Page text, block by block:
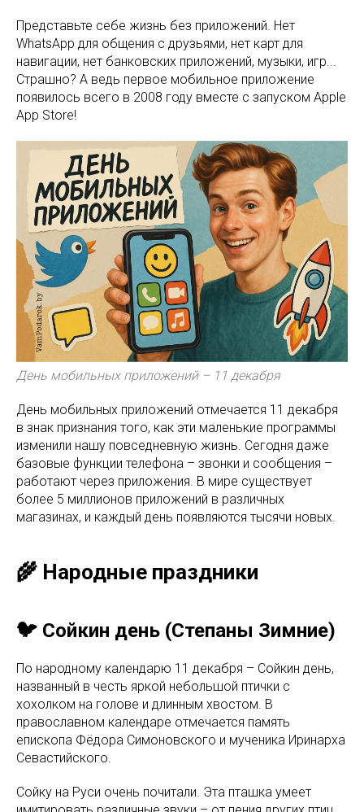
Представьте себе жизнь без приложений. Нет
WhatsApp для общения с друзьями, нет карт для
навигации, нет банковских приложений, музыки, игр...
Страшно? А ведь первое мобильное приложение
появилось всего в 2008 году вместе с запуском Apple
App Store!
День мобильных приложений – 11 декабря
День мобильных приложений отмечается 11 декабря
в знак признания того, как эти маленькие программы
изменили нашу повседневную жизнь. Сегодня даже
базовые функции телефона – звонки и сообщения –
работают через приложения. В мире существует
более 5 миллионов приложений в различных
магазинах, и каждый день появляются тысячи новых.
🌾 Народные праздники
🐦 Сойкин день (Степаны Зимние)
По народному календарю 11 декабря – Сойкин день,
названный в честь яркой небольшой птички с
хохолком на голове и длинным хвостом. В
православном календаре отмечается память
епископа Фёдора Симоновского и мученика Иринарха
Севастийского.
Сойку на Руси очень почитали. Эта пташка умеет